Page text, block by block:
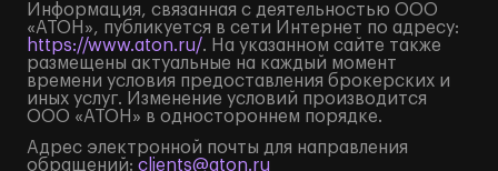
Информация, связанная с деятельностью ООО
«АТОН», публикуется в сети Интернет по адресу:
https://www.aton.ru/. На указанном сайте также
размещены актуальные на каждый момент
времени условия предоставления брокерских и
иных услуг. Изменение условий производится
ООО «АТОН» в одностороннем порядке.
Адрес электронной почты для направления
обращений: clients@aton.ru